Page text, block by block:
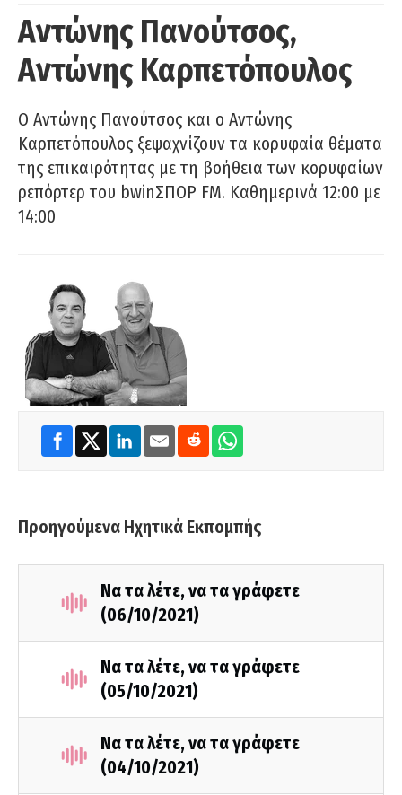
Αντώνης Πανούτσος,
Αντώνης Καρπετόπουλος
Ο Αντώνης Πανούτσος και ο Αντώνης
Καρπετόπουλος ξεψαχνίζουν τα κορυφαία θέματα
της επικαιρότητας με τη βοήθεια των κορυφαίων
ρεπόρτερ του bwinΣΠΟΡ FM. Καθημερινά 12:00 με
14:00
Προηγούμενα Ηχητικά Εκπομπής
Να τα λέτε, να τα γράφετε
(06/10/2021)
Να τα λέτε, να τα γράφετε
(05/10/2021)
Να τα λέτε, να τα γράφετε
(04/10/2021)